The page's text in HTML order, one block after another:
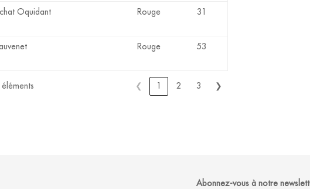
Oquidant Rouge 31
Rouge 53
❮ 1 2 3 ❯
Abonnez-vous à notre